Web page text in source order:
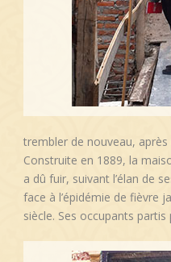
trembler de nouveau,
Construite en 1889, la
a dû fuir, suivant l’élan de
face à l’épidémie de fièvre
siècle. Ses occupants